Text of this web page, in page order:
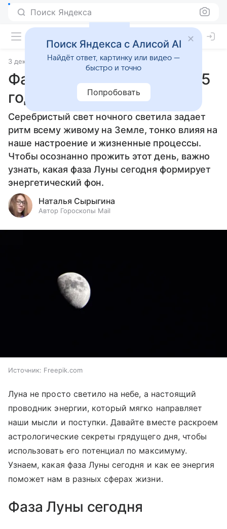
Поиск Яндекса
3 декабря 2025 Источник:Гороскопы Mail Статьи
Фаза Луны 3 декабря 2025
года
Серебристый свет ночного светила задает
ритм всему живому на Земле, тонко влияя на
наше настроение и жизненные процессы.
Чтобы осознанно прожить этот день, важно
узнать, какая фаза Луны сегодня формирует
энергетический фон.
Наталья Сырыгина
Автор Гороскопы Mail
Источник: Freepik.com
Луна не просто светило на небе, а настоящий
проводник энергии, который мягко направляет
наши мысли и поступки. Давайте вместе раскроем
астрологические секреты грядущего дня, чтобы
использовать его потенциал по максимуму.
Узнаем, какая фаза Луны сегодня и как ее энергия
поможет нам в разных сферах жизни.
Фаза Луны сегодня
Поиск Яндекса с Алисой AI
Найдёт ответ, картинку или видео —
быстро и точно
Попробовать